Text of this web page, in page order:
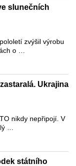
slunečních
zvýšil výrobu
o …
Ukrajina
nikdy nepřipojí. V
…
státního